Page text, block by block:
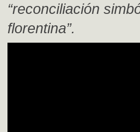
“reconciliación
florentina”.